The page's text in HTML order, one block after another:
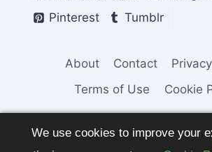
We use cookies to improve your
Pinterest
Tumblr
About Contact
Terms of Use
Cookie